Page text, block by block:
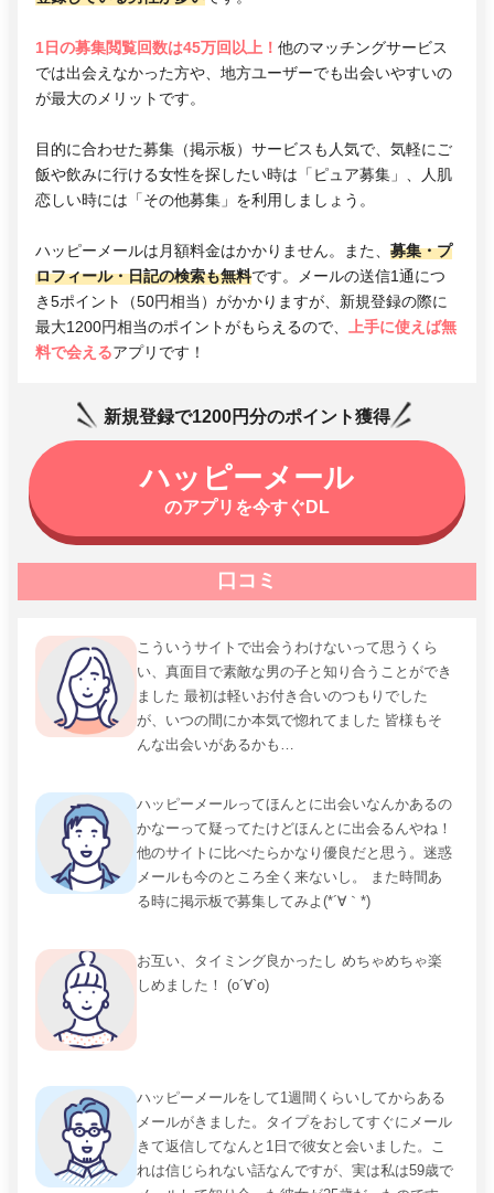
1日の募集閲覧回数は45万回以上！ 他のマッチングサービス
では出会えなかった方や、地方ユーザーでも出会いやすいの
が最大のメリットです。
目的に合わせた募集（掲示板）サービスも人気で、気軽にご
飯や飲みに行ける女性を探したい時は「ピュア募集」、人肌
恋しい時には「その他募集」を利用しましょう。
ハッピーメールは月額料金はかかりません。また、 募集・プ
ロフィール・日記の検索も無料です。メールの送信1通につ
き5ポイント（50円相当）がかかりますが、新規登録の際に
最大1200円相当のポイントがもらえるので、
上手に使えば無
料で会えるアプリです！
新規登録で1200円分のポイント獲得
ハッピーメール
のアプリを今すぐDL
口コミ
こういうサイトで出会うわけないって思うくら
い、真面目で素敵な男の子と知り合うことができ
ました 最初は軽いお付き合いのつもりでした
が、いつの間にか本気で惚れてました 皆様もそ
んな出会いがあるかも…
ハッピーメールってほんとに出会いなんかあるの
かなーって疑ってたけどほんとに出会るんやね！
他のサイトに比べたらかなり優良だと思う。迷惑
メールも今のところ全く来ないし。 また時間あ
る時に掲示板で募集してみよ(*´∀｀*)
お互い、タイミング良かったし めちゃめちゃ楽
しめました！ (о´∀`о)
ハッピーメールをして1週間くらいしてからある
メールがきました。タイプをおしてすぐにメール
きて返信してなんと1日で彼女と会いました。こ
れは信じられない話なんですが、実は私は59歳で